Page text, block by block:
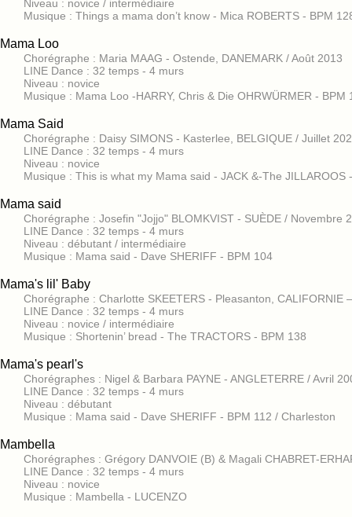
Niveau : novice / intermédiaire
Musique : Things a mama don’t know - Mica ROBERTS - BPM
Mama Loo
Chorégraphe : Maria MAAG - Ostende, DANEMARK / Août 2013
LINE Dance : 32 temps - 4 murs
Niveau : novice
Musique : Mama Loo -HARRY, Chris & Die OHRWÜRMER - BPM
Mama Said
Chorégraphe : Daisy SIMONS - Kasterlee, BELGIQUE / Juillet
LINE Dance : 32 temps - 4 murs
Niveau : novice
Musique : This is what my Mama said - JACK &-The JILLAROOS
Mama said
Chorégraphe : Josefin "Jojjo" BLOMKVIST - SUÈDE / Novembre
LINE Dance : 32 temps - 4 murs
Niveau : débutant / intermédiaire
Musique : Mama said - Dave SHERIFF - BPM 104
Mama's lil' Baby
Chorégraphe : Charlotte SKEETERS - Pleasanton, CALIFORNIE
LINE Dance : 32 temps - 4 murs
Niveau : novice / intermédiaire
Musique : Shortenin’ bread - The TRACTORS - BPM 138
Mama's pearl's
Chorégraphes : Nigel & Barbara PAYNE - ANGLETERRE / Avril
LINE Dance : 32 temps - 4 murs
Niveau : débutant
Musique : Mama said - Dave SHERIFF - BPM 112 / Charleston
Mambella
Chorégraphes : Grégory DANVOIE (B) & Magali CHABRET-
LINE Dance : 32 temps - 4 murs
Niveau : novice
Musique : Mambella - LUCENZO